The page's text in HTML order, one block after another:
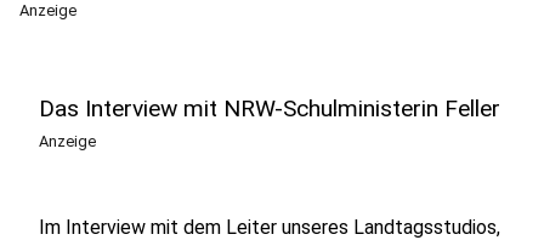
Anzeige
Das Interview mit NRW-Schulministerin Feller
Anzeige
Im Interview mit dem Leiter unseres Landtagsstudios,